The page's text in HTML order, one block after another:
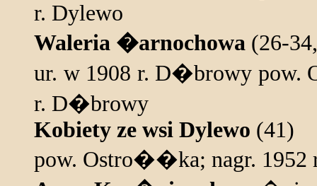
r. Dylewo
Waleria �arnochowa (26-
ur. w 1908 r. D�browy pow.
r. D�browy
Kobiety ze wsi Dylewo (41)
pow. Ostro��ka; nagr. 1952